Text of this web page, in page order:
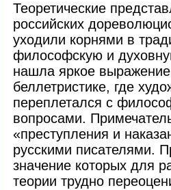
Теоретические
российских
уходили корнями в
философскую и
нашла яркое
беллетристике, где
переплетался с
вопросами.
«преступления и
русскими писателями.
значение которых для
теории трудно